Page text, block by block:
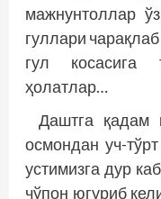
мажнунтоллар
гуллари
гул косасига
ҳолатлар…
Даштга қадам
осмондан уч-
устимизга дур
чўпон югуриб